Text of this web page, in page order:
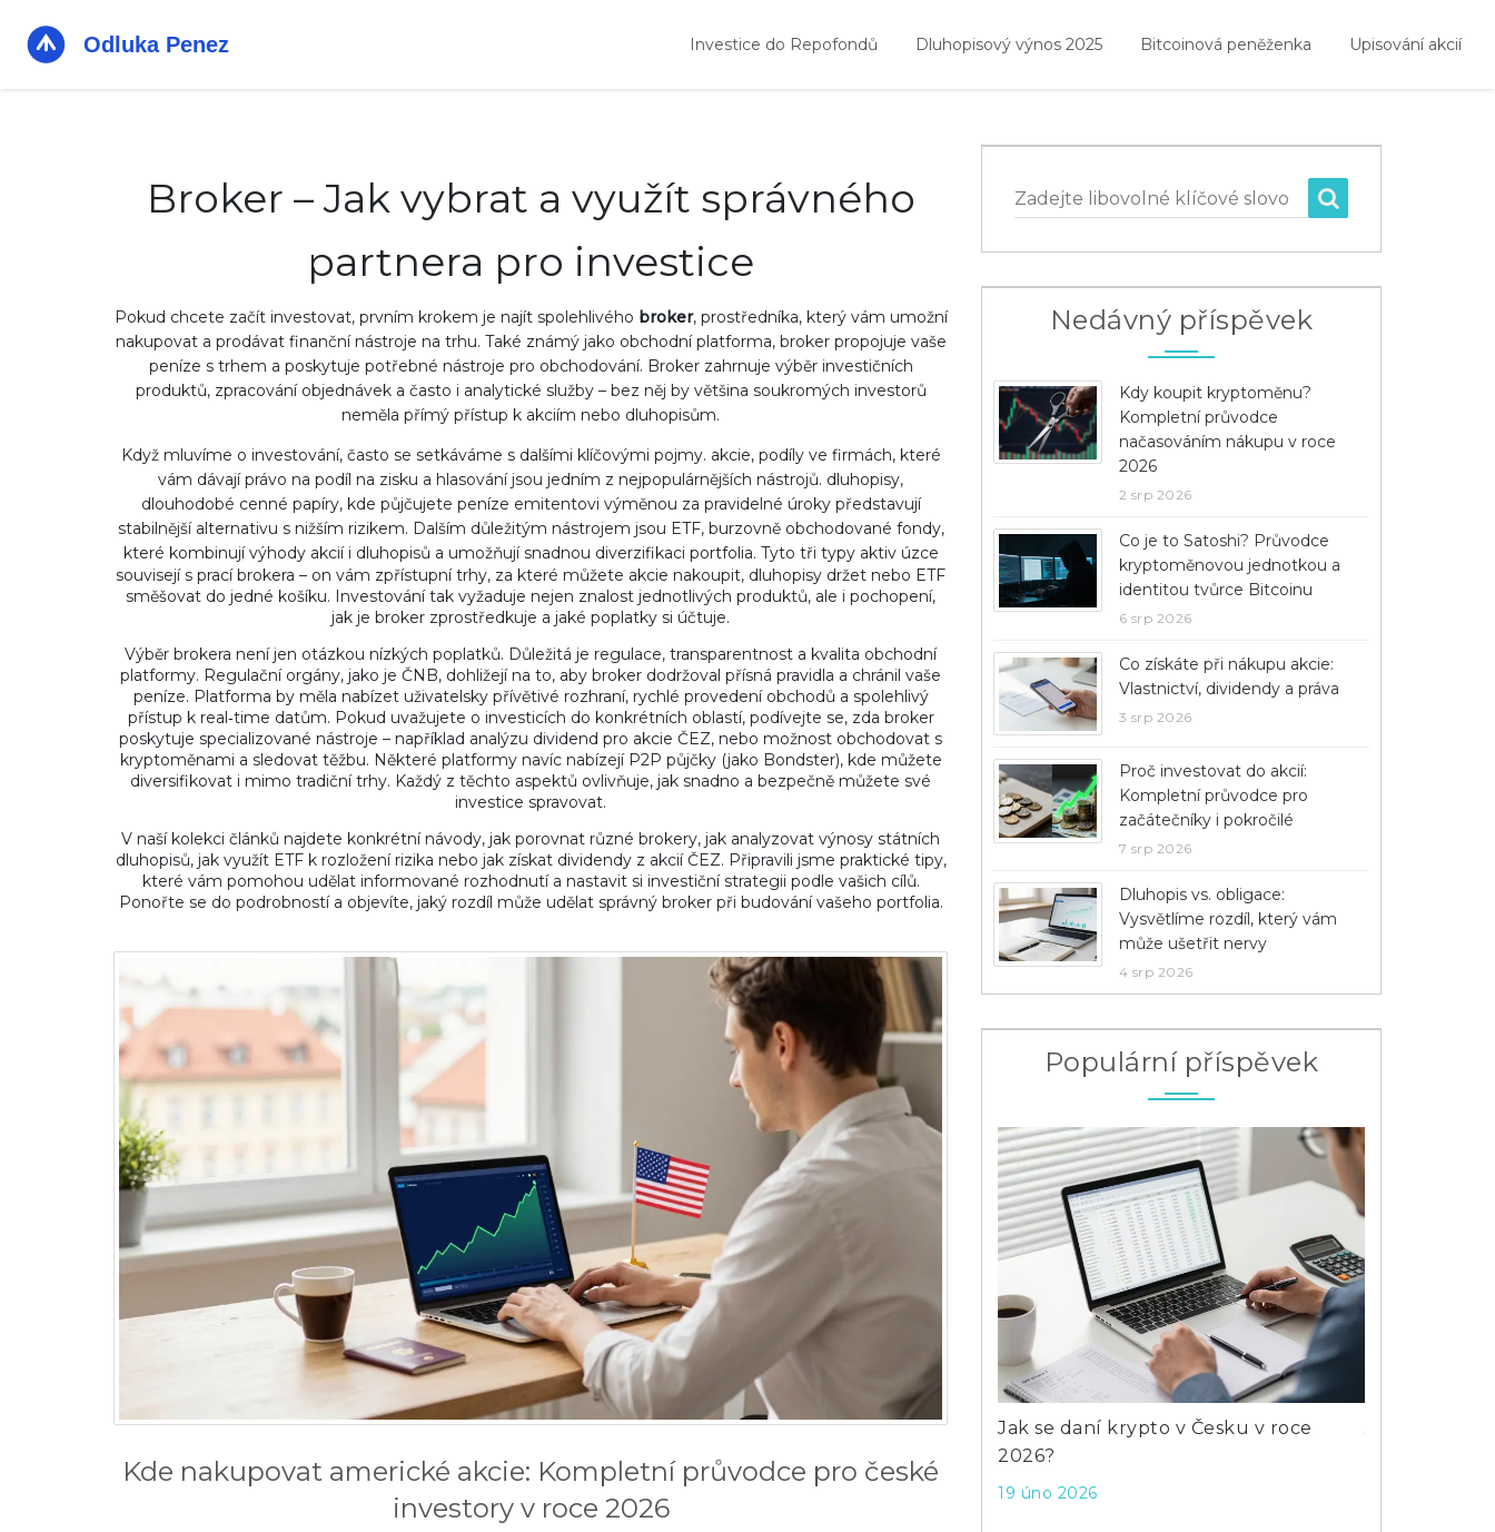
Investice do Repofondů Dluhopisový výnos 2025 Bitcoinová peněženka Upisování akcií
Broker – Jak vybrat a využít správného
partnera pro investice
Pokud chcete začít investovat, prvním krokem je najít spolehlivého broker, prostředníka, který vám umožní
nakupovat a prodávat finanční nástroje na trhu. Také známý jako obchodní platforma, broker propojuje vaše
peníze s trhem a poskytuje potřebné nástroje pro obchodování. Broker zahrnuje výběr investičních
produktů, zpracování objednávek a často i analytické služby – bez něj by většina soukromých investorů
neměla přímý přístup k akciím nebo dluhopisům.
Když mluvíme o investování, často se setkáváme s dalšími klíčovými pojmy. akcie, podíly ve firmách, které
vám dávají právo na podíl na zisku a hlasováníjsou jedním z nejpopulárnějších nástrojů. dluhopisy,
dlouhodobé cenné papíry, kde půjčujete peníze emitentovi výměnou za pravidelné úrokypředstavují
stabilnější alternativu s nižším rizikem. Dalším důležitým nástrojem jsou ETF, burzovně obchodované fondy,
které kombinují výhody akcií i dluhopisů a umožňují snadnou diverzifikaci portfolia. Tyto tři typy aktiv úzce
souvisejí s prací brokera – on vám zpřístupní trhy, za které můžete akcie nakoupit, dluhopisy držet nebo ETF
směšovat do jedné košíku. Investování tak vyžaduje nejen znalost jednotlivých produktů, ale i pochopení,
jak je broker zprostředkuje a jaké poplatky si účtuje.
Výběr brokera není jen otázkou nízkých poplatků. Důležitá je regulace, transparentnost a kvalita obchodní
platformy. Regulační orgány, jako je ČNB, dohližejí na to, aby broker dodržoval přísná pravidla a chránil vaše
peníze. Platforma by měla nabízet uživatelsky přívětivé rozhraní, rychlé provedení obchodů a spolehlivý
přístup k real‑time datům. Pokud uvažujete o investicích do konkrétních oblastí, podívejte se, zda broker
poskytuje specializované nástroje – například analýzu dividend pro akcie ČEZ, nebo možnost obchodovat s
kryptoměnami a sledovat těžbu. Některé platformy navíc nabízejí P2P půjčky (jako Bondster), kde můžete
diversifikovat i mimo tradiční trhy. Každý z těchto aspektů ovlivňuje, jak snadno a bezpečně můžete své
investice spravovat.
V naší kolekci článků najdete konkrétní návody, jak porovnat různé brokery, jak analyzovat výnosy státních
dluhopisů, jak využít ETF k rozložení rizika nebo jak získat dividendy z akcií ČEZ. Připravili jsme praktické tipy,
které vám pomohou udělat informované rozhodnutí a nastavit si investiční strategii podle vašich cílů.
Ponořte se do podrobností a objevíte, jaký rozdíl může udělat správný broker při budování vašeho portfolia.
Kde nakupovat americké akcie: Kompletní průvodce pro české
investory v roce 2026
Zadejte libovolné klíčové slovo
Nedávný příspěvek
Kdy koupit kryptoměnu?
Kompletní průvodce
načasováním nákupu v roce
2026
2 srp 2026
Co je to Satoshi? Průvodce
kryptoměnovou jednotkou a
identitou tvůrce Bitcoinu
6 srp 2026
Co získáte při nákupu akcie:
Vlastnictví, dividendy a práva
3 srp 2026
Proč investovat do akcií:
Kompletní průvodce pro
začátečníky i pokročilé
7 srp 2026
Dluhopis vs. obligace:
Vysvětlíme rozdíl, který vám
může ušetřit nervy
4 srp 2026
Populární příspěvek
Jak funguje dluhopisové ETF?
Jednoduchý průvodce pro
začátečníky
16 lis 2025
Jak se daní krypto v Česku v roce
2026?
19 úno 2026